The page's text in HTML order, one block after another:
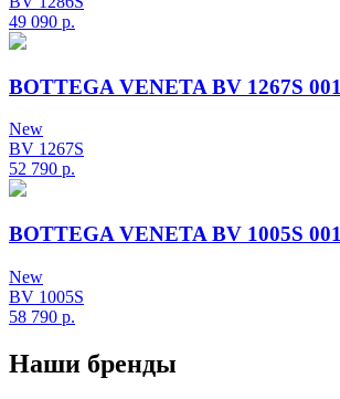
49 090 р.
BOTTEGA VENETA BV 1267S 001
New
BV 1267S
52 790 р.
BOTTEGA VENETA BV 1005S 001
New
BV 1005S
58 790 р.
Наши бренды